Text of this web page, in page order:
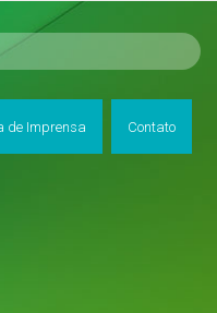
de Imprensa Contato